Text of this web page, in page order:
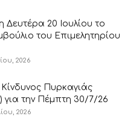
Δευτέρα 20 Ιουλίου το
του Επιμελητηρίου
2026
Πυρκαγιάς
για την Πέμπτη 30/7/26
2026